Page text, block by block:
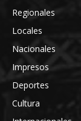
Regionales
Locales
Nacionales
Impresos
Deportes
Cultura